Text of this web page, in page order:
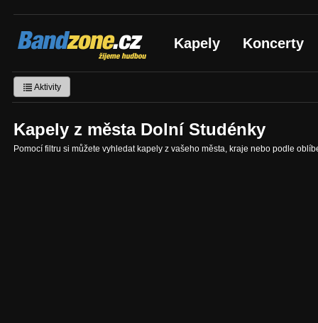
Bandzone.cz
žijeme hudbou Kapely Koncerty
Aktivity
Kapely z města Dolní Studénky
Pomocí filtru si můžete vyhledat kapely z vašeho města, kraje nebo podle